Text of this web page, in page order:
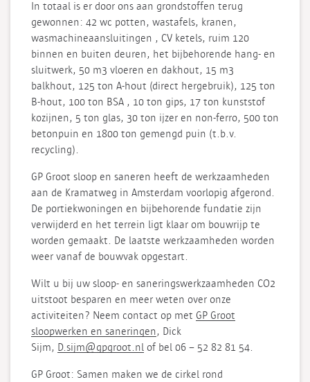
In totaal is er door ons aan grondstoffen terug
gewonnen: 42 wc potten, wastafels, kranen,
wasmachineaansluitingen , CV ketels, ruim 120
binnen en buiten deuren, het bijbehorende hang- en
sluitwerk, 50 m3 vloeren en dakhout, 15 m3
balkhout, 125 ton A-hout (direct hergebruik), 125 ton
B-hout, 100 ton BSA , 10 ton gips, 17 ton kunststof
kozijnen, 5 ton glas, 30 ton ijzer en non-ferro, 500 ton
betonpuin en 1800 ton gemengd puin (t.b.v.
recycling).
GP Groot sloop en saneren heeft de werkzaamheden
aan de Kramatweg in Amsterdam voorlopig afgerond.
De portiekwoningen en bijbehorende fundatie zijn
verwijderd en het terrein ligt klaar om bouwrijp te
worden gemaakt. De laatste werkzaamheden worden
weer vanaf de bouwvak opgestart.
Wilt u bij uw sloop- en saneringswerkzaamheden CO2
uitstoot besparen en meer weten over onze
activiteiten? Neem contact op met GP Groot
sloopwerken en saneringen, Dick
Sijm, D.sijm@gpgroot.nl of bel 06 – 52 82 81 54.
GP Groot: Samen maken we de cirkel rond